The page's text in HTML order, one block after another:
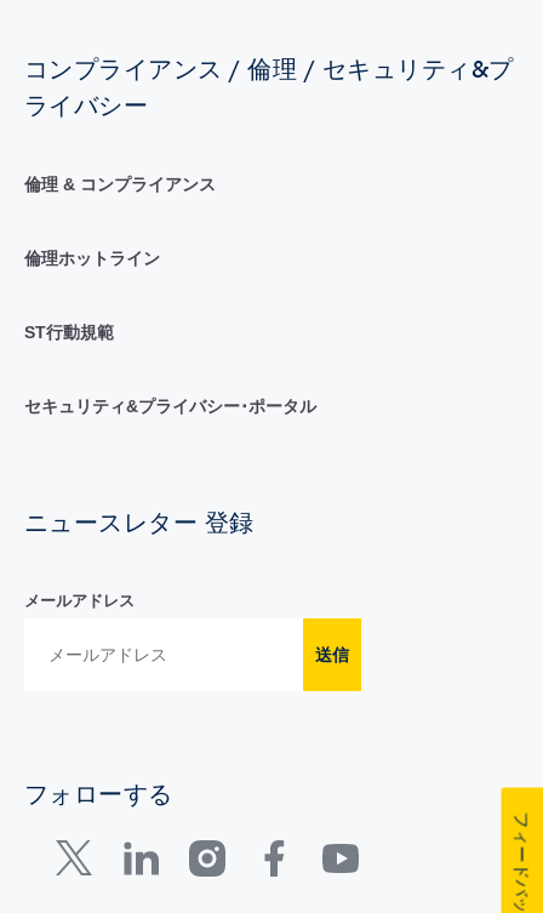
コンプライアンス / 倫理 / セキュリティ&プ
ライバシー
倫理 & コンプライアンス
倫理ホットライン
ST行動規範
セキュリティ&プライバシー･ポータル
ニュースレター 登録
メールアドレス
送信
フォローする
フィードバック